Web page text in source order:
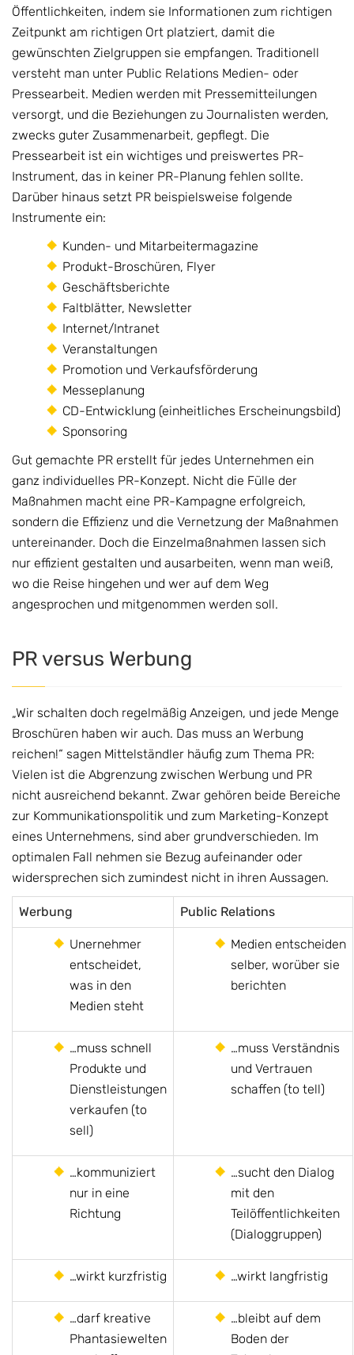
Öffentlichkeiten, indem sie Informationen zum richtigen
Zeitpunkt am richtigen Ort platziert, damit die
gewünschten Zielgruppen sie empfangen. Traditionell
versteht man unter Public Relations Medien- oder
Pressearbeit. Medien werden mit Pressemitteilungen
versorgt, und die Beziehungen zu Journalisten werden,
zwecks guter Zusammenarbeit, gepflegt. Die
Pressearbeit ist ein wichtiges und preiswertes PR-
Instrument, das in keiner PR-Planung fehlen sollte.
Darüber hinaus setzt PR beispielsweise folgende
Instrumente ein:
Kunden- und Mitarbeitermagazine
Produkt-Broschüren, Flyer
Geschäftsberichte
Faltblätter, Newsletter
Internet/Intranet
Veranstaltungen
Promotion und Verkaufsförderung
Messeplanung
CD-Entwicklung (einheitliches Erscheinungsbild)
Sponsoring
Gut gemachte PR erstellt für jedes Unternehmen ein
ganz individuelles PR-Konzept. Nicht die Fülle der
Maßnahmen macht eine PR-Kampagne erfolgreich,
sondern die Effizienz und die Vernetzung der Maßnahmen
untereinander. Doch die Einzelmaßnahmen lassen sich
nur effizient gestalten und ausarbeiten, wenn man weiß,
wo die Reise hingehen und wer auf dem Weg
angesprochen und mitgenommen werden soll.
PR versus Werbung
„Wir schalten doch regelmäßig Anzeigen, und jede Menge
Broschüren haben wir auch. Das muss an Werbung
reichen!“ sagen Mittelständler häufig zum Thema PR:
Vielen ist die Abgrenzung zwischen Werbung und PR
nicht ausreichend bekannt. Zwar gehören beide Bereiche
zur Kommunikationspolitik und zum Marketing-Konzept
eines Unternehmens, sind aber grundverschieden. Im
optimalen Fall nehmen sie Bezug aufeinander oder
widersprechen sich zumindest nicht in ihren Aussagen.
Werbung Public Relations
Unernehmer
entscheidet,
was in den
Medien steht
Medien entscheiden
selber, worüber sie
berichten
…muss schnell
Produkte und
Dienstleistungen
verkaufen (to
sell)
…muss Verständnis
und Vertrauen
schaffen (to tell)
…kommuniziert
nur in eine
Richtung
…sucht den Dialog
mit den
Teilöffentlichkeiten
(Dialoggruppen)
…wirkt kurzfristig …wirkt langfristig
…darf kreative
Phantasiewelten
…bleibt auf dem
Boden der